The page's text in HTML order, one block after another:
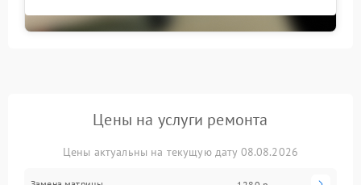
Цены на услуги ремонта
Цены актуальны на текущую дату 08.08.2026